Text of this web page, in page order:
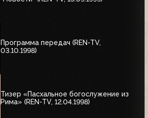
Программа передач (REN-TV,
03.10.1998)
Тизер «Пасхальное богослужение из
Рима» (REN-TV, 12.04.1998)